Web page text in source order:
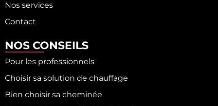
Nos services
Contact
NOS CONSEILS
Pour les professionnels
Choisir sa solution de chauffage
Bien choisir sa cheminée